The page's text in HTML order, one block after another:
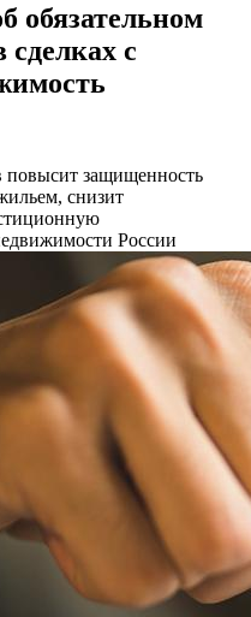
обязательном
сделках с
повысит защищенность
снизит
России